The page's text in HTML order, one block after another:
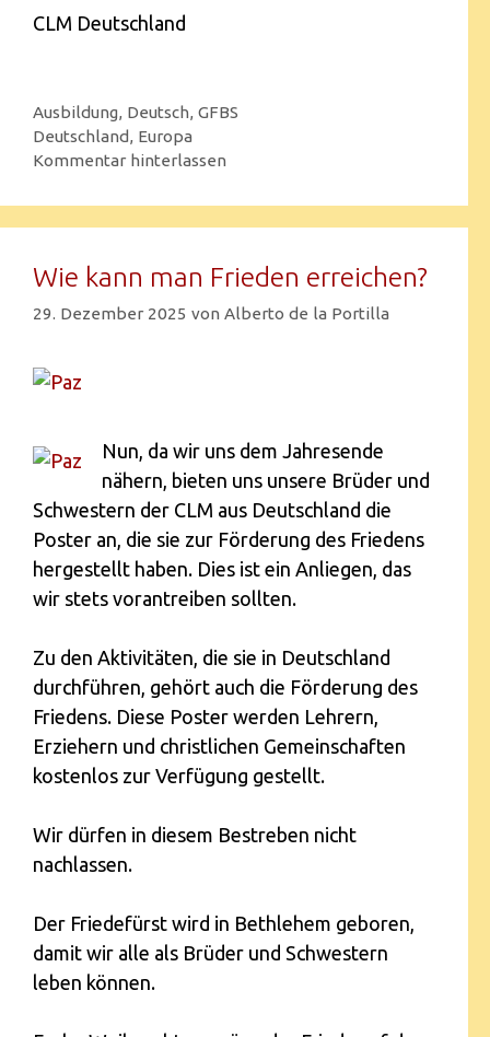
CLM Deutschland
Ausbildung, Deutsch, GFBS
Deutschland, Europa
Kommentar hinterlassen
Wie kann man Frieden erreichen?
29. Dezember 2025 von Alberto de la Portilla
Nun, da wir uns dem Jahresende
nähern, bieten uns unsere Brüder und
Schwestern der CLM aus Deutschland die
Poster an, die sie zur Förderung des Friedens
hergestellt haben. Dies ist ein Anliegen, das
wir stets vorantreiben sollten.
Zu den Aktivitäten, die sie in Deutschland
durchführen, gehört auch die Förderung des
Friedens. Diese Poster werden Lehrern,
Erziehern und christlichen Gemeinschaften
kostenlos zur Verfügung gestellt.
Wir dürfen in diesem Bestreben nicht
nachlassen.
Der Friedefürst wird in Bethlehem geboren,
damit wir alle als Brüder und Schwestern
leben können.